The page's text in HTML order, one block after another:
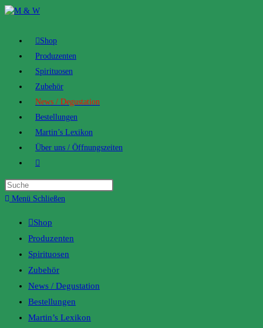
Zum
Shop
Produzenten
Spirituosen
Zubehör
News / Degustation
Bestellungen
Martin’s Lexikon
Über uns / Öffnungszeiten
Toggle
website
search
Menü Schließen
Shop
Produzenten
Spirituosen
Zubehör
News / Degustation
Bestellungen
Martin’s Lexikon